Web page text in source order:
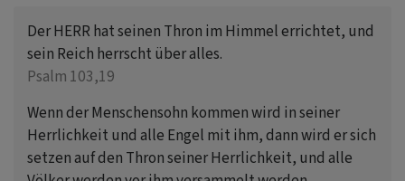
Der HERR hat seinen Thron im Himmel errichtet, und
sein Reich herrscht über alles.
Psalm 103,19
Wenn der Menschensohn kommen wird in seiner
Herrlichkeit und alle Engel mit ihm, dann wird er sich
setzen auf den Thron seiner Herrlichkeit, und alle